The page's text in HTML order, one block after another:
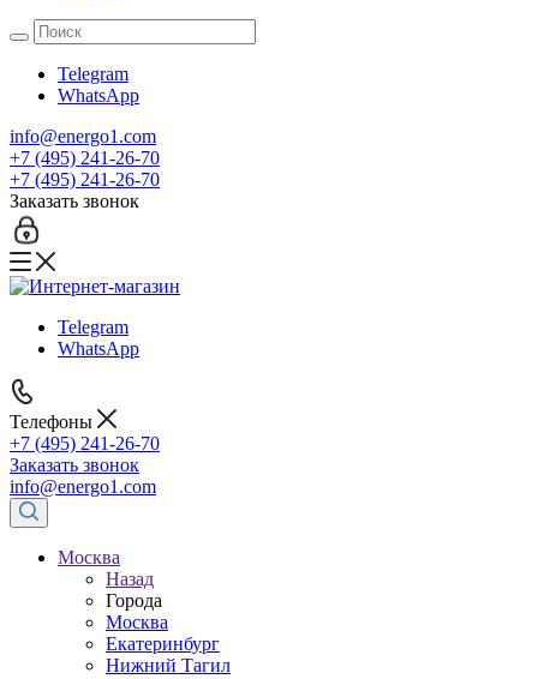
Telegram
WhatsApp
info@energo1.com
+7 (495) 241-26-70
+7 (495) 241-26-70
Заказать звонок
Telegram
WhatsApp
Телефоны
+7 (495) 241-26-70
Заказать звонок
info@energo1.com
Москва
Назад
Города
Москва
Екатеринбург
Нижний Тагил